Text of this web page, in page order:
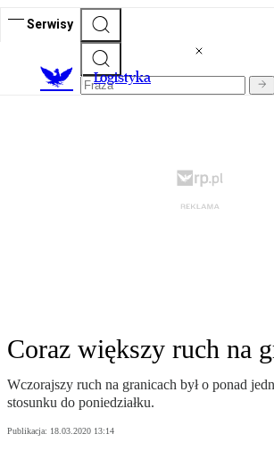
Serwisy
Logistyka
Coraz większy ruch na
Wczorajszy ruch na granicach był o ponad
stosunku do poniedziałku.
Publikacja: 18.03.2020 13:14